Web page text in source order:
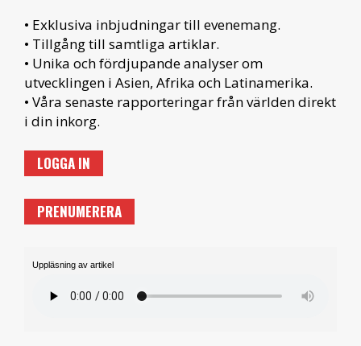
• Exklusiva inbjudningar till evenemang.
• Tillgång till samtliga artiklar.
• Unika och fördjupande analyser om
utvecklingen i Asien, Afrika och Latinamerika.
• Våra senaste rapporteringar från världen direkt
i din inkorg.
LOGGA IN
PRENUMERERA
Uppläsning av artikel